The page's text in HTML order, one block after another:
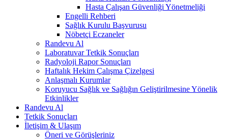
Hasta Çalışan Güvenliği Yönetmeliği
Engelli Rehberi
Sağlık Kurulu Başvurusu
Nöbetçi Eczaneler
Randevu Al
Laboratuvar Tetkik Sonuçları
Radyoloji Rapor Sonuçları
Haftalık Hekim Çalışma Çizelgesi
Anlaşmalı Kurumlar
Koruyucu Sağlık ve Sağlığın Geliştirilmesine Yönelik
Etkinlikler
Randevu Al
Tetkik Sonuçları
İletişim & Ulaşım
Öneri ve Görüşleriniz